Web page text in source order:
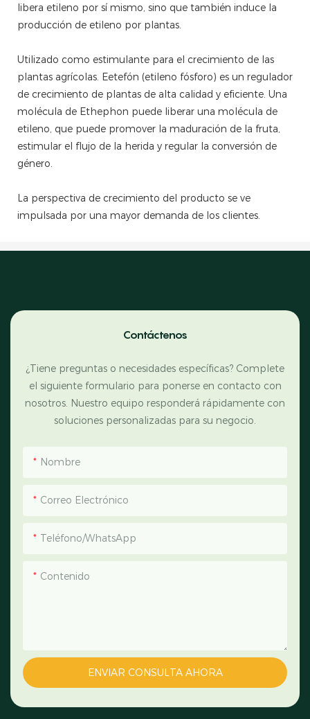
libera etileno por sí mismo, sino que también induce la
producción de etileno por plantas.
Utilizado como estimulante para el crecimiento de las
plantas agrícolas. Eetefón (etileno fósforo) es un regulador
de crecimiento de plantas de alta calidad y eficiente. Una
molécula de Ethephon puede liberar una molécula de
etileno, que puede promover la maduración de la fruta,
estimular el flujo de la herida y regular la conversión de
género.
La perspectiva de crecimiento del producto se ve
impulsada por una mayor demanda de los clientes.
Contáctenos
¿Tiene preguntas o necesidades específicas? Complete
el siguiente formulario para ponerse en contacto con
nosotros. Nuestro equipo responderá rápidamente con
soluciones personalizadas para su negocio.
Nombre
Correo Electrónico
Teléfono/WhatsApp
Contenido
ENVIAR CONSULTA AHORA